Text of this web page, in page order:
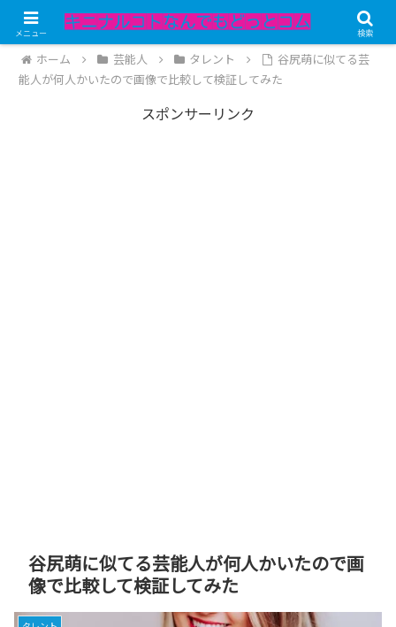
記事内にPRが含まれています。
ホーム 芸能人 タレント
谷尻萌に似てる芸
能人が何人かいたので画像で比較して検証してみた
スポンサーリンク
谷尻萌に似てる芸能人が何人かいたので画
像で比較して検証してみた
メニュー 検索